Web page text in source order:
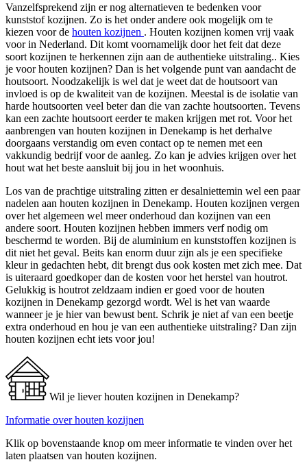
Vanzelfsprekend zijn er nog alternatieven te bedenken voor
kunststof kozijnen. Zo is het onder andere ook mogelijk om te
kiezen voor de houten kozijnen . Houten kozijnen komen vrij vaak
voor in Nederland. Dit komt voornamelijk door het feit dat deze
soort kozijnen te herkennen zijn aan de authentieke uitstraling.. Kies
je voor houten kozijnen? Dan is het volgende punt van aandacht de
houtsoort. Noodzakelijk is wel dat je weet dat de houtsoort van
invloed is op de kwaliteit van de kozijnen. Meestal is de isolatie van
harde houtsoorten veel beter dan die van zachte houtsoorten. Tevens
kan een zachte houtsoort eerder te maken krijgen met rot. Voor het
aanbrengen van houten kozijnen in Denekamp is het derhalve
doorgaans verstandig om even contact op te nemen met een
vakkundig bedrijf voor de aanleg. Zo kan je advies krijgen over het
hout wat het beste aansluit bij jou in het woonhuis.
Los van de prachtige uitstraling zitten er desalniettemin wel een paar
nadelen aan houten kozijnen in Denekamp. Houten kozijnen vergen
over het algemeen wel meer onderhoud dan kozijnen van een
andere soort. Houten kozijnen hebben immers verf nodig om
beschermd te worden. Bij de aluminium en kunststoffen kozijnen is
dit niet het geval. Beits kan enorm duur zijn als je een specifieke
kleur in gedachten hebt, dit brengt dus ook kosten met zich mee. Dat
is uiteraard goedkoper dan de kosten voor het herstel van houtrot.
Gelukkig is houtrot zeldzaam indien er goed voor de houten
kozijnen in Denekamp gezorgd wordt. Wel is het van waarde
wanneer je je hier van bewust bent. Schrik je niet af van een beetje
extra onderhoud en hou je van een authentieke uitstraling? Dan zijn
houten kozijnen echt iets voor jou!
Wil je liever houten kozijnen in Denekamp?
Informatie over houten kozijnen
Klik op bovenstaande knop om meer informatie te vinden over het
laten plaatsen van houten kozijnen.